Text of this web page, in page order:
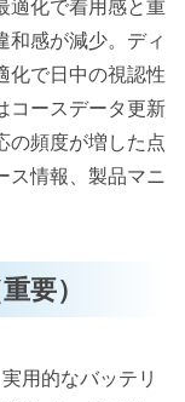
適化で着用感と重
和感が減少。ディ
化で日中の視認性
コースデータ更新
の頻度が増した点
ス情報、製品マニ
要）
用的なバッテリ